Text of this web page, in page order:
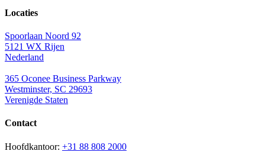
Locaties
Spoorlaan Noord 92
5121 WX Rijen
Nederland
365 Oconee Business Parkway
Westminster, SC 29693
Verenigde Staten
Contact
Hoofdkantoor: +31 88 808 2000